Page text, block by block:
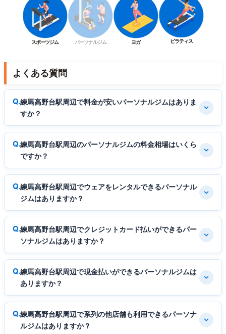
スポーツジム パーソナルジム ヨガ ピラティス
よくある質問
練馬高野台駅周辺で料金が安いパーソナルジムはありま
すか？
練馬高野台駅周辺のパーソナルジムの料金相場はいくら
ですか？
練馬高野台駅周辺でウェアをレンタルできるパーソナル
ジムはありますか？
練馬高野台駅周辺でクレジットカード払いができるパー
ソナルジムはありますか？
練馬高野台駅周辺で現金払いができるパーソナルジムは
ありますか？
練馬高野台駅周辺で系列の他店舗も利用できるパーソナ
ルジムはありますか？